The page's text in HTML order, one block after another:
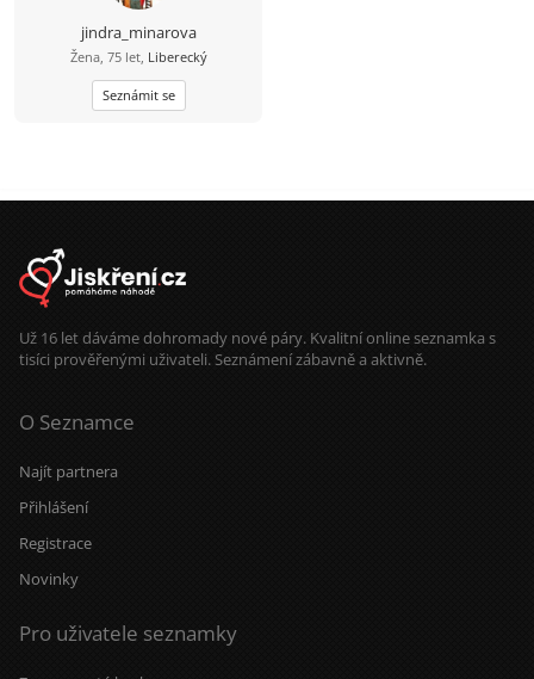
jindra_minarova
Žena, 75 let, Liberecký
Seznámit se
Už 16 let dáváme dohromady nové páry. Kvalitní online seznamka s
tisíci prověřenými uživateli. Seznámení zábavně a aktivně.
O Seznamce
Najít partnera
Přihlášení
Registrace
Novinky
Pro uživatele seznamky